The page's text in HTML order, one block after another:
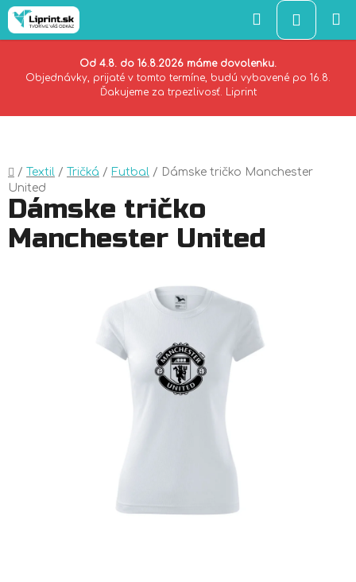
Od 4.8. do 16.8.2026 máme dovolenku.
Objednávky, prijaté v tomto termíne, budú vybavené po 16.8.
Ďakujeme za trpezlivosť. Liprint
Hľadať
KOŠÍK
Domov
/ Textil / Tričká / Futbal / Dámske tričko Manchester
United
Dámske tričko
Manchester United